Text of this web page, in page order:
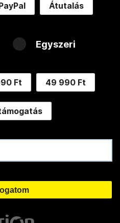
Átutalás
Egyszeri
Ft 49 990 Ft